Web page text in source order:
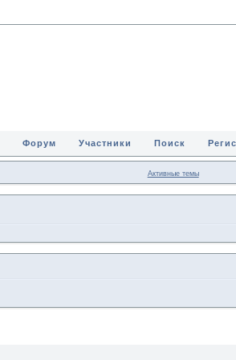
Форум Участники Поиск
Активные темы